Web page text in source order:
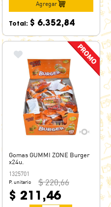
Agregar
Total: $ 6.352,84
Gomas GUMMI ZONE Burger
x24u.
1325701
P. unitario $ 220,66
$ 211,46